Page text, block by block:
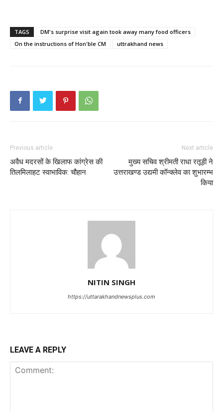
TAGS
DM's surprise visit again took away many food officers
On the instructions of Hon'ble CM
uttrakhand news
Previous article
अवैध मदरसों के खिलाफ कांग्रेस की
तिलमिलाहट स्वाभाविक: चौहान
Next article
मुख्य सचिव श्रीमती राधा रतूड़ी ने
उत्तराखण्ड उद्यमी कॉन्क्लेव का शुभारम्भ
किया
NITIN SINGH
https://uttarakhandnewsplus.com
LEAVE A REPLY